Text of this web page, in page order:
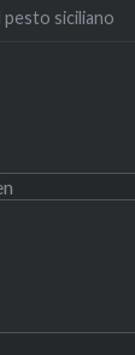
pesto siciliano